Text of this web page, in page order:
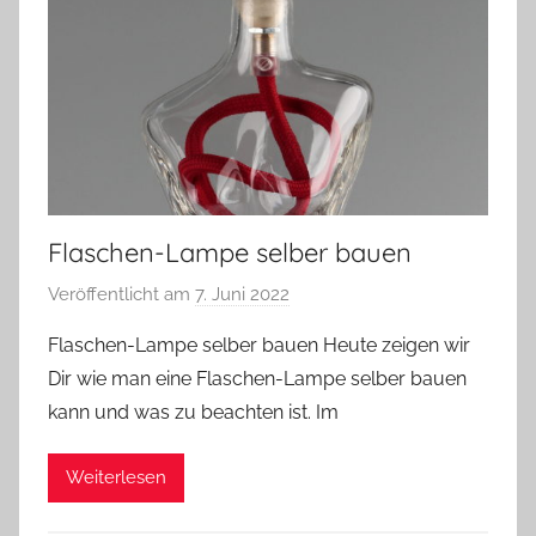
Flaschen-Lampe selber bauen
Veröffentlicht am 7. Juni 2022
n
A
n
Flaschen-Lampe selber bauen Heute zeigen wir
Dir wie man eine Flaschen-Lampe selber bauen
kann und was zu beachten ist. Im
Weiterlesen